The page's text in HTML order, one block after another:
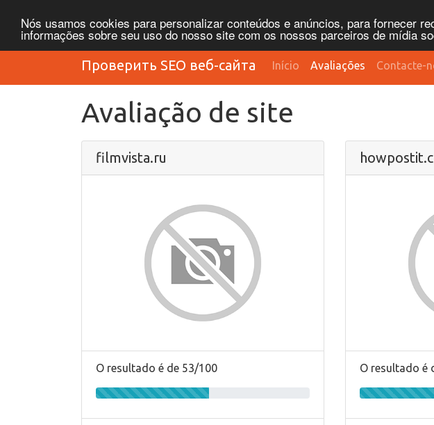
Nós usamos cookies para personalizar conteúdos e anúncios, para fornecer
informações sobre seu uso do nosso site com os nossos parceiros de mídia
Проверить SEO веб-сайта Início Avaliações Contacte-
Avaliação de site
filmvista.ru
O resultado é de 53/100 O resultado é